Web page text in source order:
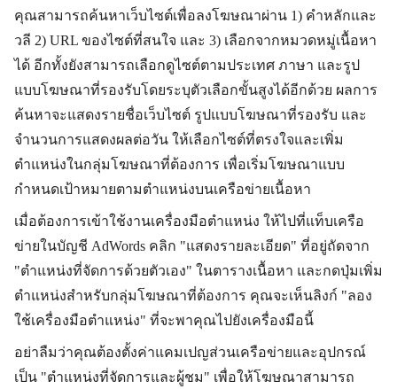
คุณสามารถค้นหาเว็บไซต์เพื่อลงโฆษณาผ่าน 1) คำหลักและ
วลี 2) URL ของไซต์ที่สนใจ และ 3) เลือกจากหมวดหมู่เนื้อหา
ได้ อีกทั้งยังสามารถเลือกดูไซต์ตามประเทศ ภาษา และรูป
แบบโฆษณาที่รองรับโดยระบุตัวเลือกขั้นสูงได้อีกด้วย ผลการ
ค้นหาจะแสดงรายชื่อเว็บไซต์ รูปแบบโฆษณาที่รองรับ และ
จำนวนการแสดงผลต่อวัน ให้เลือกไซต์ที่ตรงใจและเพิ่ม
ตำแหน่งในกลุ่มโฆษณาที่ต้องการ เพื่อเริ่มโฆษณาแบบ
กำหนดเป้าหมายตามตำแหน่งบนเครือข่ายเนื้อหา
เมื่อต้องการเข้าใช้งานเครื่องมือตำแหน่ง ให้ไปที่แท็บเครือ
ข่ายในบัญชี AdWords คลิก "แสดงรายละเอียด" ที่อยู่ถัดจาก
"ตำแหน่งที่จัดการด้วยตัวเอง" ในตารางเนื้อหา และกดปุ่มเพิ่ม
ตำแหน่งสำหรับกลุ่มโฆษณาที่ต้องการ คุณจะเห็นลิงก์ "ลอง
ใช้เครื่องมือตำแหน่ง" ที่จะพาคุณไปยังเครื่องมือนี้
อย่าลืมว่าคุณต้องตั้งค่าแคมเปญส่วนเครือข่ายและอุปกรณ์
เป็น "ตำแหน่งที่จัดการและผู้ชม" เพื่อให้โฆษณาสามารถ